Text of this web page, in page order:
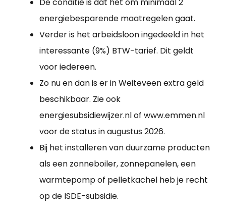
De conditie is dat het om minimaal 2
energiebesparende maatregelen gaat.
Verder is het arbeidsloon ingedeeld in het
interessante (9%) BTW-tarief. Dit geldt
voor iedereen.
Zo nu en dan is er in Weiteveen extra geld
beschikbaar. Zie ook
energiesubsidiewijzer.nl of www.emmen.nl
voor de status in augustus 2026.
Bij het installeren van duurzame producten
als een zonneboiler, zonnepanelen, een
warmtepomp of pelletkachel heb je recht
op de ISDE-subsidie.